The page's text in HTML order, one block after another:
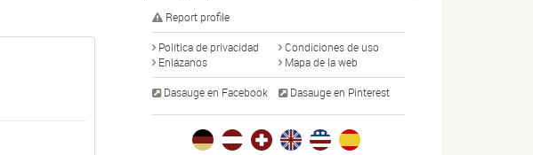
Report profile
Política de privacidad
Condiciones de uso
Enlázanos
Mapa de la web
Dasauge en Facebook Dasauge en Pinterest